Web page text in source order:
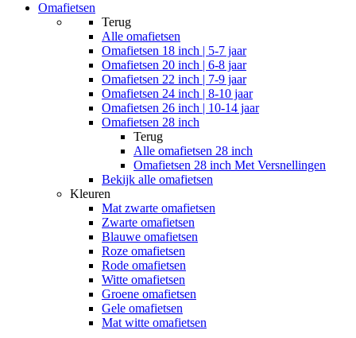
Omafietsen
Terug
Alle omafietsen
Omafietsen 18 inch | 5-7 jaar
Omafietsen 20 inch | 6-8 jaar
Omafietsen 22 inch | 7-9 jaar
Omafietsen 24 inch | 8-10 jaar
Omafietsen 26 inch | 10-14 jaar
Omafietsen 28 inch
Terug
Alle omafietsen 28 inch
Omafietsen 28 inch Met Versnellingen
Bekijk alle omafietsen
Kleuren
Mat zwarte omafietsen
Zwarte omafietsen
Blauwe omafietsen
Roze omafietsen
Rode omafietsen
Witte omafietsen
Groene omafietsen
Gele omafietsen
Mat witte omafietsen